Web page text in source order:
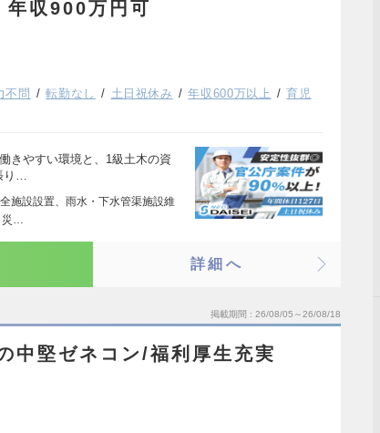
年収900万円可
不問 転勤なし 土日祝休み 年収600万以上
育児
きやすい環境と、1級土木の資
り…
施設設置、雨水・下水管渠施設維
災…
詳細へ
掲載期間 26/08/05～26/08/18
中堅ゼネコン/福利厚生充実